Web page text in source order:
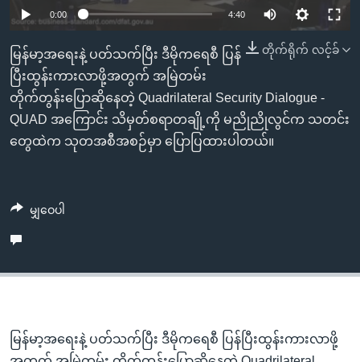
ကျော်
ကြည့်
ရန်
ရှာဖွေ
ရန်
နေရာ
ရန်
ဗွီအိုအေ လူမှုကွန်ယက်များ
ဘာသာစကားများ
0:00 4:40
တိုက်ရိုက် လင့်ခ်
မြန်မာ့အရေးနဲ့ ပတ်သက်ပြီး ဒီမိုကရေစီ ပြန်
ပြီးထွန်းကားလာဖို့အတွက် အမြဲတမ်း
တိုက်တွန်းပြောဆိုနေတဲ့ Quadrilateral Security Dialogue -
QUAD အကြောင်း သိမှတ်စရာတချို့ကို မညိုညိုလွင်က သတင်း
တွေထဲက သုတအစီအစဉ်မှာ ပြောပြထားပါတယ်။
မျှဝေပါ
မြန်မာ့အရေးနဲ့ ပတ်သက်ပြီး ဒီမိုကရေစီ ပြန်ပြီးထွန်းကားလာဖို့